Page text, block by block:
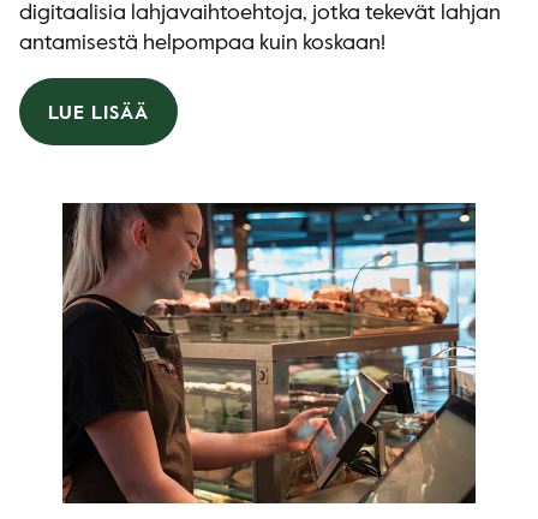
digitaalisia lahjavaihtoehtoja, jotka tekevät lahjan
antamisestä helpompaa kuin koskaan!
LUE LISÄÄ